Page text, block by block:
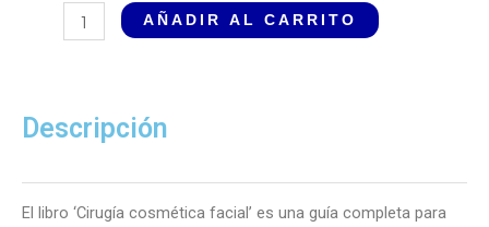
Cosmética
AÑADIR AL CARRITO
Descripción
El libro ‘Cirugía cosmética facial’ es una guía completa para